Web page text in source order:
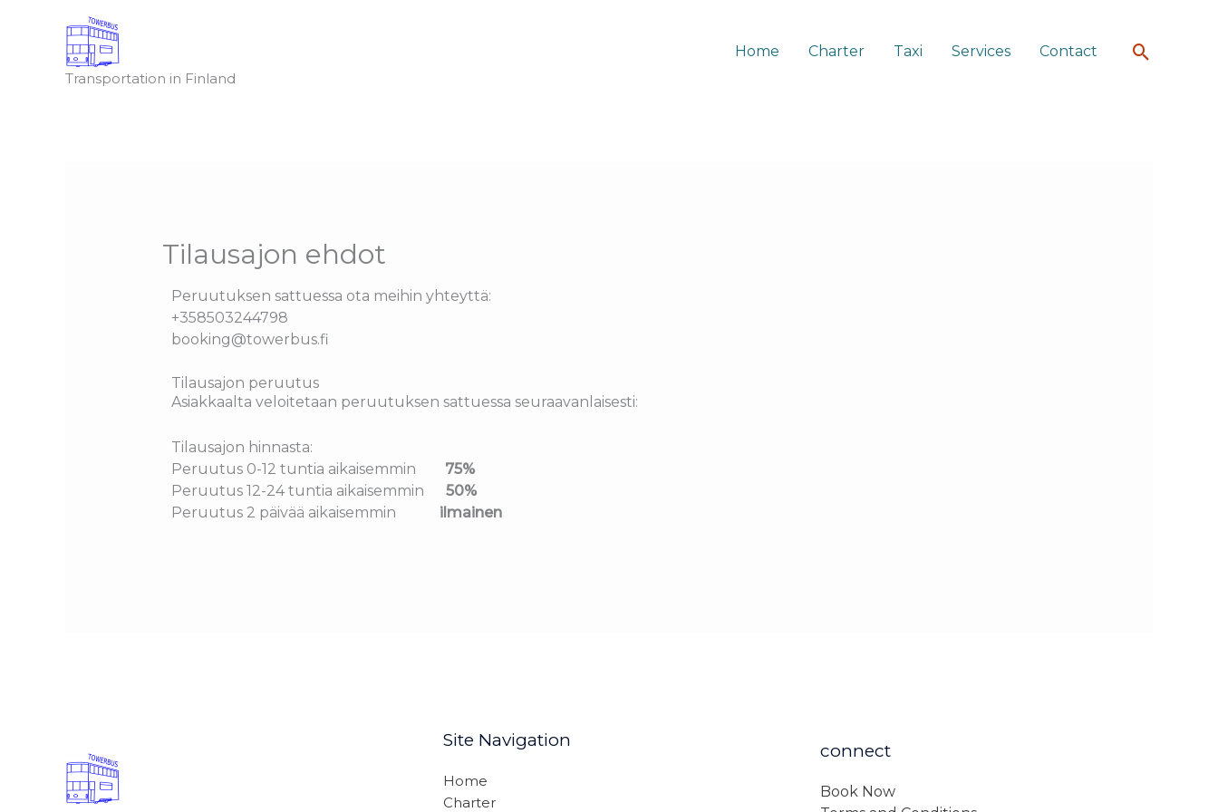
Transportation in Finland
Home Charter Taxi Services Contact Search
Tilausajon ehdot
Peruutuksen sattuessa ota meihin yhteyttä:
+358503244798
booking@towerbus.fi
Tilausajon peruutus
Asiakkaalta veloitetaan peruutuksen sattuessa seuraavanlaisesti:
Tilausajon hinnasta:
Peruutus 0-12 tuntia aikaisemmin 75%
Peruutus 12-24 tuntia aikaisemmin 50%
Peruutus 2 päivää aikaisemmin ilmainen
Site Navigation
Home
Charter
connect
Book Now